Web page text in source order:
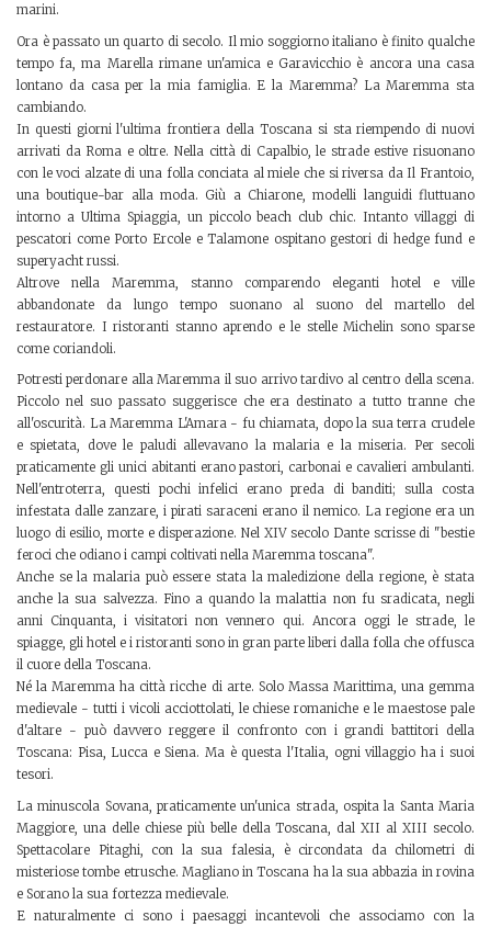
marini.
Ora è passato un quarto di secolo. Il mio soggiorno italiano è finito qualche
tempo fa, ma Marella rimane un'amica e Garavicchio è ancora una casa
lontano da casa per la mia famiglia. E la Maremma? La Maremma sta
cambiando.
In questi giorni l'ultima frontiera della Toscana si sta riempendo di nuovi
arrivati da Roma e oltre. Nella città di Capalbio, le strade estive risuonano
con le voci alzate di una folla conciata al miele che si riversa da Il Frantoio,
una boutique-bar alla moda. Giù a Chiarone, modelli languidi fluttuano
intorno a Ultima Spiaggia, un piccolo beach club chic. Intanto villaggi di
pescatori come Porto Ercole e Talamone ospitano gestori di hedge fund e
superyacht russi.
Altrove nella Maremma, stanno comparendo eleganti hotel e ville
abbandonate da lungo tempo suonano al suono del martello del
restauratore. I ristoranti stanno aprendo e le stelle Michelin sono sparse
come coriandoli.
Potresti perdonare alla Maremma il suo arrivo tardivo al centro della scena.
Piccolo nel suo passato suggerisce che era destinato a tutto tranne che
all'oscurità. La Maremma L'Amara - fu chiamata, dopo la sua terra crudele
e spietata, dove le paludi allevavano la malaria e la miseria. Per secoli
praticamente gli unici abitanti erano pastori, carbonai e cavalieri ambulanti.
Nell'entroterra, questi pochi infelici erano preda di banditi; sulla costa
infestata dalle zanzare, i pirati saraceni erano il nemico. La regione era un
luogo di esilio, morte e disperazione. Nel XIV secolo Dante scrisse di "bestie
feroci che odiano i campi coltivati ​​nella Maremma toscana".
Anche se la malaria può essere stata la maledizione della regione, è stata
anche la sua salvezza. Fino a quando la malattia non fu sradicata, negli
anni Cinquanta, i visitatori non vennero qui. Ancora oggi le strade, le
spiagge, gli hotel e i ristoranti sono in gran parte liberi dalla folla che offusca
il cuore della Toscana.
Né la Maremma ha città ricche di arte. Solo Massa Marittima, una gemma
medievale - tutti i vicoli acciottolati, le chiese romaniche e le maestose pale
d'altare - può davvero reggere il confronto con i grandi battitori della
Toscana: Pisa, Lucca e Siena. Ma è questa l'Italia, ogni villaggio ha i suoi
tesori.
La minuscola Sovana, praticamente un'unica strada, ospita la Santa Maria
Maggiore, una delle chiese più belle della Toscana, dal XII al XIII secolo.
Spettacolare Pitaghi, con la sua falesia, è circondata da chilometri di
misteriose tombe etrusche. Magliano in Toscana ha la sua abbazia in rovina
e Sorano la sua fortezza medievale.
E naturalmente ci sono i paesaggi incantevoli che associamo con la